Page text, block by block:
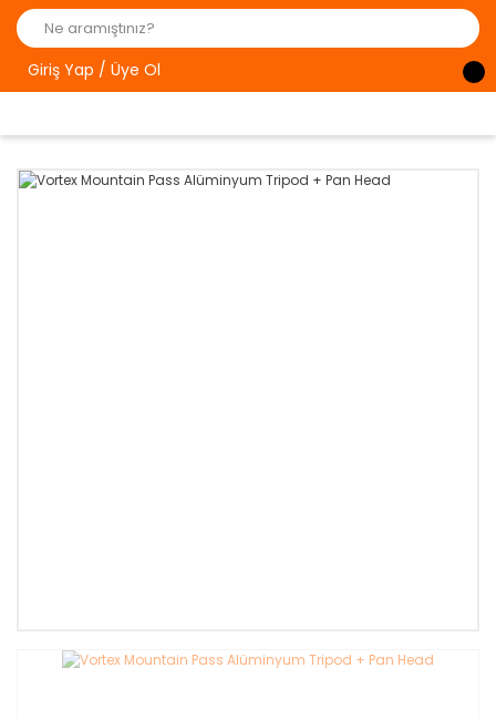
Giriş Yap / Üye Ol